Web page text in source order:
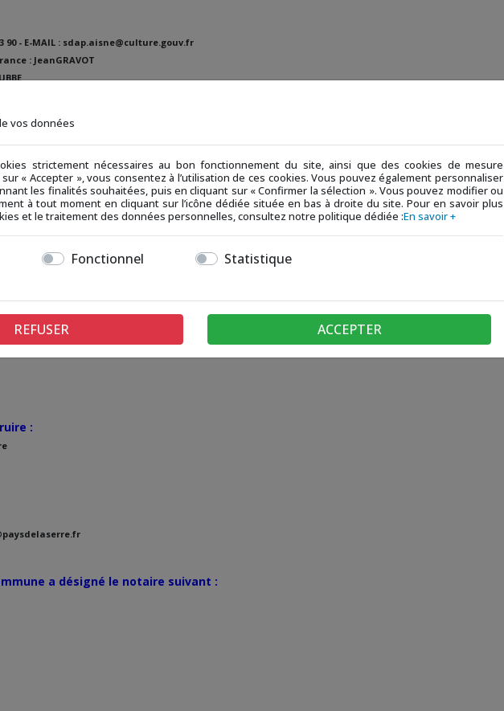
vos données
strictement nécessaires au bon fonctionnement du site, ainsi que des cookies de mesure
sur « Accepter », vous consentez à l’utilisation de ces cookies. Vous pouvez également personnaliser
les finalités souhaitées, puis en cliquant sur « Confirmer la sélection ». Vous pouvez modifier ou
à tout moment en cliquant sur l’icône dédiée située en bas à droite du site. Pour en savoir plus
et le traitement des données personnelles, consultez notre politique dédiée :En savoir +
Fonctionnel Statistique
REFUSER ACCEPTER
90 - E-MAIL : sdap.aisne@culture.gouv.fr
: JeanGRAVOT
à 1 x1,5 (une maison de 8,50 de large doit au moins
au moins se situer à une hauteur de 2,80 m.
devront être de ton plus soutenu ou dans un autre
de 24x40 maximum. La pente doit être double et
doivent respecter les proportions du bâti. Si elles sont en
d'entrée et les volets doivent être en bois peint de même
:
a désigné le notaire suivant :